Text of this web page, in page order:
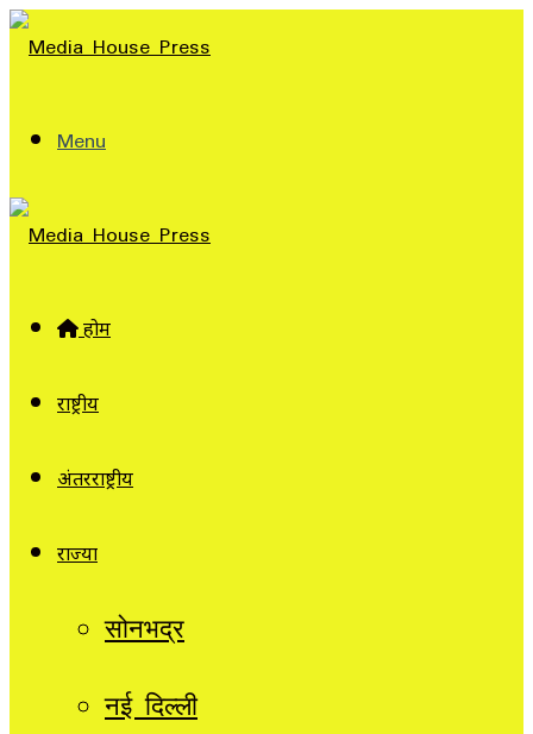
Menu
होम
राष्ट्रीय
अंतरराष्ट्रीय
राज्यों
सोनभद्र
नई दिल्ली